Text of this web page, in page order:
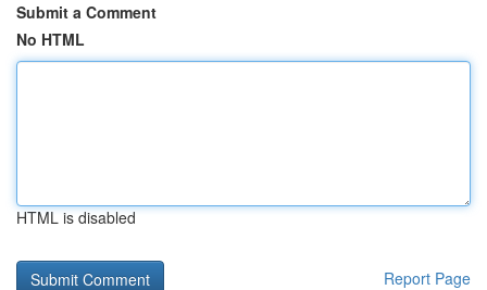
Submit a Comment
No HTML
HTML is disabled
Report Page